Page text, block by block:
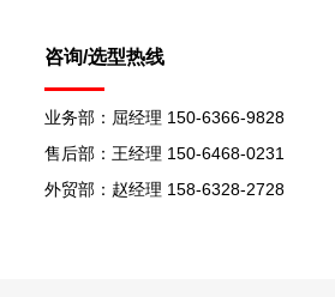
咨询/选型热线
业务部：屈经理 150-6366-9828
售后部：王经理 150-6468-0231
外贸部：赵经理 158-6328-2728